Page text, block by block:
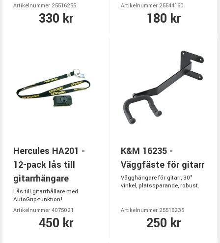
Artikelnummer 25516255
330 kr
Artikelnummer 25544160
180 kr
Hercules HA201 -
12-pack lås till
gitarrhängare
Lås till gitarrhållare med
AutoGrip-funktion!
Artikelnummer 4075021
450 kr
K&M 16235 -
Väggfäste för gitarr
Vägghängare för gitarr, 30°
vinkel, platssparande, robust.
Artikelnummer 25516235
250 kr